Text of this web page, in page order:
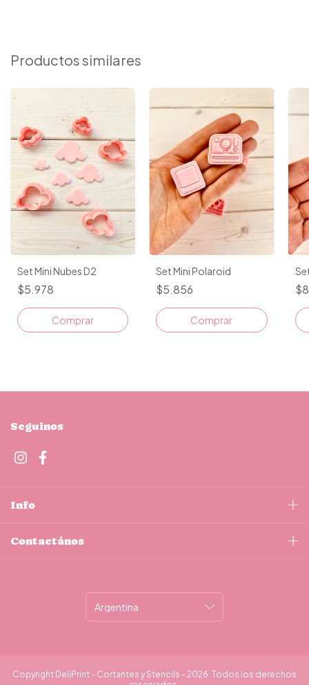
Productos similares
Set Mini Nubes D2
$5.978
Set Mini Polaroid
$5.856
Seguinos
Info
Contactános
Copyright DeliPrint - Cortantes y Stencils - 2026. Todos los derechos